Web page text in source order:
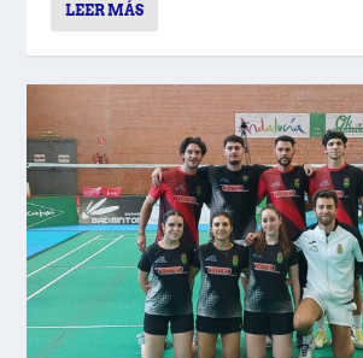
LEER MÁS